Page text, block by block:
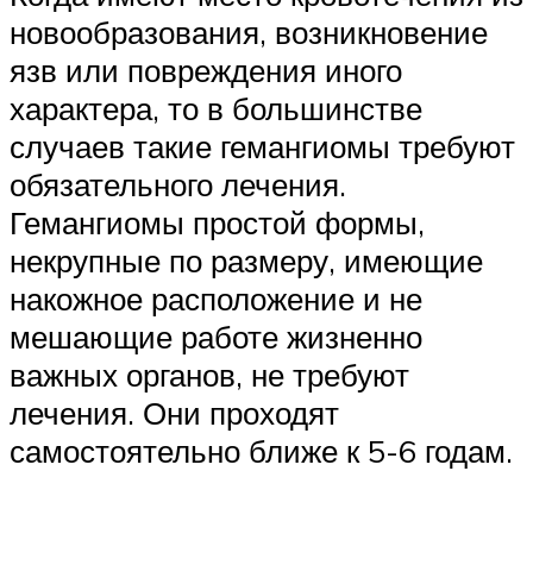
новообразования, возникновение
язв или повреждения иного
характера, то в большинстве
случаев такие гемангиомы требуют
обязательного лечения.
Гемангиомы простой формы,
некрупные по размеру, имеющие
накожное расположение и не
мешающие работе жизненно
важных органов, не требуют
лечения. Они проходят
самостоятельно ближе к 5-6 годам.